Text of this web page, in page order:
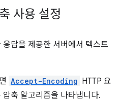
사용 설정
답을 제공한 서버에서 텍스트
Accept-Encoding HTTP 요
축 알고리즘을 나타냅니다.